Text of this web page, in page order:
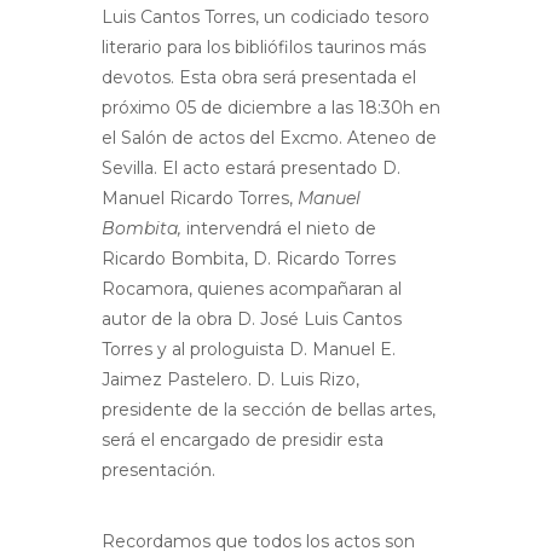
Luis Cantos Torres, un codiciado tesoro
literario para los bibliófilos taurinos más
devotos. Esta obra será presentada el
próximo 05 de diciembre a las 18:30h en
el Salón de actos del Excmo. Ateneo de
Sevilla. El acto estará presentado D.
Manuel Ricardo Torres, Manuel
Bombita, intervendrá el nieto de
Ricardo Bombita, D. Ricardo Torres
Rocamora, quienes acompañaran al
autor de la obra D. José Luis Cantos
Torres y al prologuista D. Manuel E.
Jaimez Pastelero. D. Luis Rizo,
presidente de la sección de bellas artes,
será el encargado de presidir esta
presentación.
Recordamos que todos los actos son